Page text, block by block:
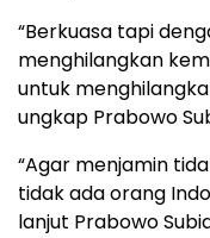
“Berkuasa tapi
menghilangkan
untuk
ungkap Prabowo
“Agar menjamin
tidak ada orang
lanjut Prabowo